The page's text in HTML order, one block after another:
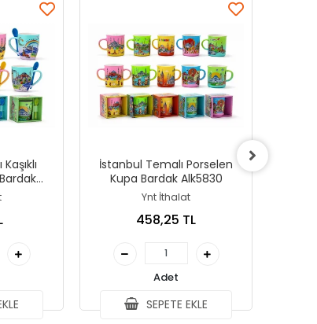
İstanbul Temalı Porselen
Kupa Bardak Alk5830
Ynt İthalat
458,25 TL
Adet
SEPETE EKLE